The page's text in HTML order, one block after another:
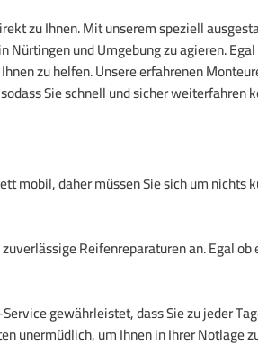
zu Ihnen. Mit unserem speziell
Nürtingen und Umgebung zu agieren.
zu helfen. Unsere erfahrenen
Sie schnell und sicher weiterfahren
mobil, daher müssen Sie sich um nichts
Reifenreparaturen an. Egal
gewährleistet, dass Sie zu jeder
unermüdlich, um Ihnen in Ihrer Notlage